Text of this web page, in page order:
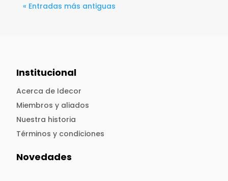
« Entradas más antiguas
Institucional
Acerca de Idecor
Miembros y aliados
Nuestra historia
Términos y condiciones
Novedades